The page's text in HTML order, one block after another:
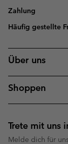
Zahlung
Häufig gestellte
Über uns
Shoppen
Trete mit uns
Melde dich für